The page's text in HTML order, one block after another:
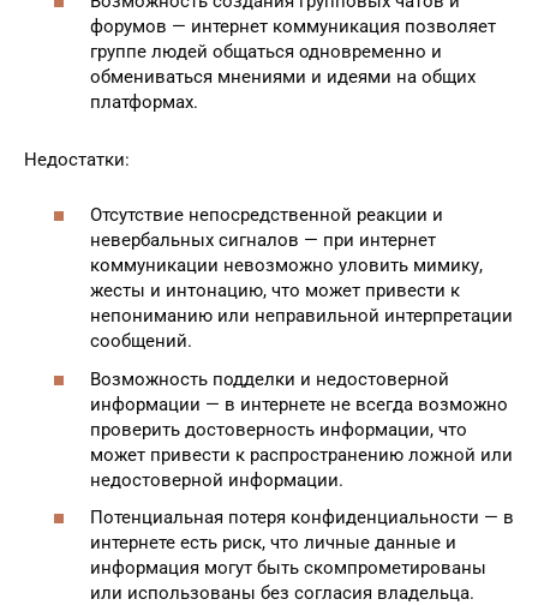
форумов — интернет коммуникация позволяет
группе людей общаться одновременно и
обмениваться мнениями и идеями на общих
платформах.
Недостатки:
Отсутствие непосредственной реакции и
невербальных сигналов — при интернет
коммуникации невозможно уловить мимику,
жесты и интонацию, что может привести к
непониманию или неправильной интерпретации
сообщений.
Возможность подделки и недостоверной
информации — в интернете не всегда возможно
проверить достоверность информации, что
может привести к распространению ложной или
недостоверной информации.
Потенциальная потеря конфиденциальности — в
интернете есть риск, что личные данные и
информация могут быть скомпрометированы
или использованы без согласия владельца.